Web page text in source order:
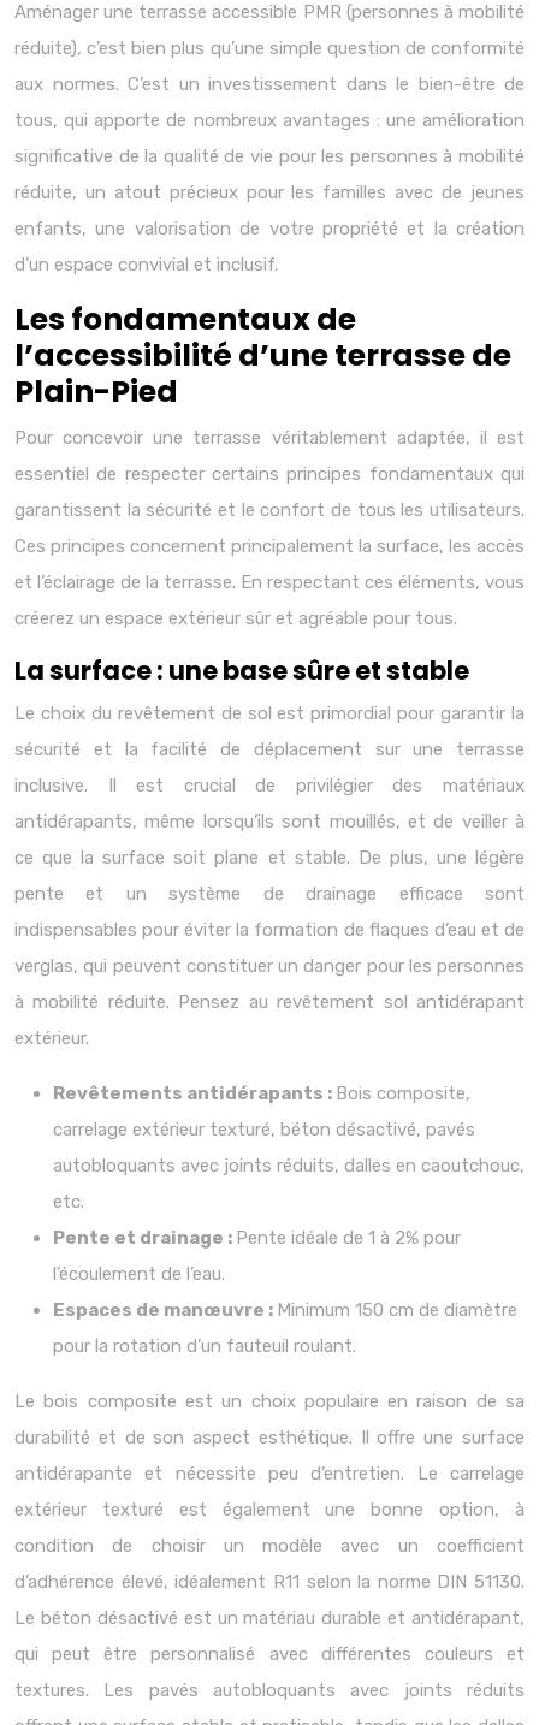
Aménager une terrasse accessible PMR (personnes à mobilité
réduite), c’est bien plus qu’une simple question de conformité
aux normes. C’est un investissement dans le bien-être de
tous, qui apporte de nombreux avantages : une amélioration
significative de la qualité de vie pour les personnes à mobilité
réduite, un atout précieux pour les familles avec de jeunes
enfants, une valorisation de votre propriété et la création
d’un espace convivial et inclusif.
Les fondamentaux de
l’accessibilité d’une terrasse de
Plain-Pied
Pour concevoir une terrasse véritablement adaptée, il est
essentiel de respecter certains principes fondamentaux qui
garantissent la sécurité et le confort de tous les utilisateurs.
Ces principes concernent principalement la surface, les accès
et l’éclairage de la terrasse. En respectant ces éléments, vous
créerez un espace extérieur sûr et agréable pour tous.
La surface : une base sûre et stable
Le choix du revêtement de sol est primordial pour garantir la
sécurité et la facilité de déplacement sur une terrasse
inclusive. Il est crucial de privilégier des matériaux
antidérapants, même lorsqu’ils sont mouillés, et de veiller à
ce que la surface soit plane et stable. De plus, une légère
pente et un système de drainage efficace sont
indispensables pour éviter la formation de flaques d’eau et de
verglas, qui peuvent constituer un danger pour les personnes
à mobilité réduite. Pensez au revêtement sol antidérapant
extérieur.
Revêtements antidérapants : Bois composite,
carrelage extérieur texturé, béton désactivé, pavés
autobloquants avec joints réduits, dalles en caoutchouc,
etc.
Pente et drainage : Pente idéale de 1 à 2% pour
l’écoulement de l’eau.
Espaces de manœuvre : Minimum 150 cm de diamètre
pour la rotation d’un fauteuil roulant.
Le bois composite est un choix populaire en raison de sa
durabilité et de son aspect esthétique. Il offre une surface
antidérapante et nécessite peu d’entretien. Le carrelage
extérieur texturé est également une bonne option, à
condition de choisir un modèle avec un coefficient
d’adhérence élevé, idéalement R11 selon la norme DIN 51130.
Le béton désactivé est un matériau durable et antidérapant,
qui peut être personnalisé avec différentes couleurs et
textures. Les pavés autobloquants avec joints réduits